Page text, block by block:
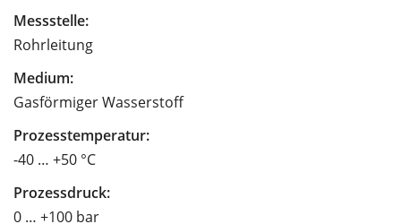
Messstelle:
Rohrleitung
Medium:
Gasförmiger Wasserstoff
Prozesstemperatur:
-40 … +50 °C
Prozessdruck:
0 … +100 bar